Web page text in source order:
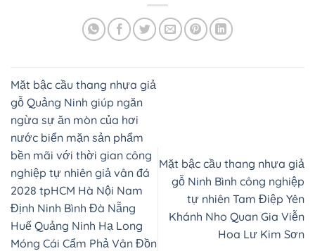
Mặt bậc cầu thang nhựa giả
gỗ Quảng Ninh giúp ngăn
ngừa sự ăn mòn của hơi
nước biển mặn sản phẩm
bền mãi với thời gian công
nghiệp tự nhiên giả vân đá
2028 tpHCM Hà Nội Nam
Định Ninh Bình Đà Nẵng
Huế Quảng Ninh Hạ Long
Móng Cái Cẩm Phả Vân Đồn
Mặt bậc cầu thang nhựa giả
gỗ Ninh Bình công nghiệp
tự nhiên Tam Điệp Yên
Khánh Nho Quan Gia Viễn
Hoa Lư Kim Sơn